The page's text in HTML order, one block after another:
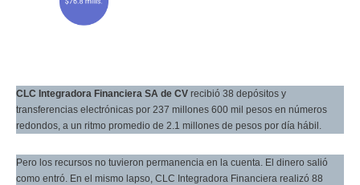
CLC Integradora Financiera SA de CV recibió 38 depósitos y
transferencias electrónicas por 237 millones 600 mil pesos en números
redondos, a un ritmo promedio de 2.1 millones de pesos por día hábil.
Pero los recursos no tuvieron permanencia en la cuenta. El dinero salió
como entró. En el mismo lapso, CLC Integradora Financiera realizó 88